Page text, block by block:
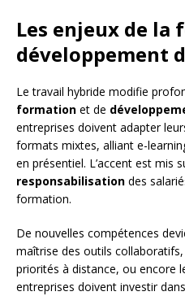
Les enjeux de
développement
Le travail hybride modifie
formation et de
entreprises doivent adapter
formats mixtes, alliant e-
en présentiel. L’accent est mis
responsabilisation des
formation.
De nouvelles compétences
maîtrise des outils
priorités à distance, ou encore
entreprises doivent investir